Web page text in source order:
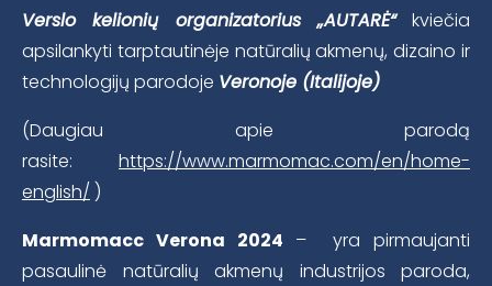
Verslo kelionių organizatorius „AUTARĖ“kviečia
apsilankyti tarptautinėje natūralių akmenų, dizaino ir
technologijų parodoje Veronoje (Italijoje)
(Daugiau apie parodą
rasite: https://www.marmomac.com/en/home-
english/ )
Marmomacc Verona 2024 – yra pirmaujanti
pasaulinė natūralių akmenų industrijos paroda,